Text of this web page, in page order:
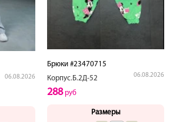
06.08.2026
Брюки #23470715
Корпус.Б.2Д-52
06.08.2026
288руб
Размеры